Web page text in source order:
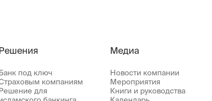
под ключ
компаниям
для
Медиа
Новости компании
Мероприятия
Книги и руководства